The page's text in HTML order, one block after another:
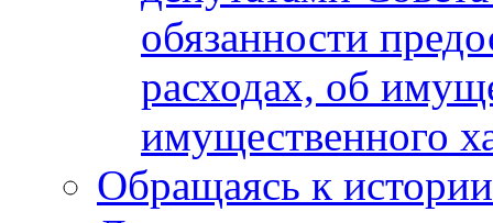
обязанности
расходах, об
имущественного
Обращаясь к истории